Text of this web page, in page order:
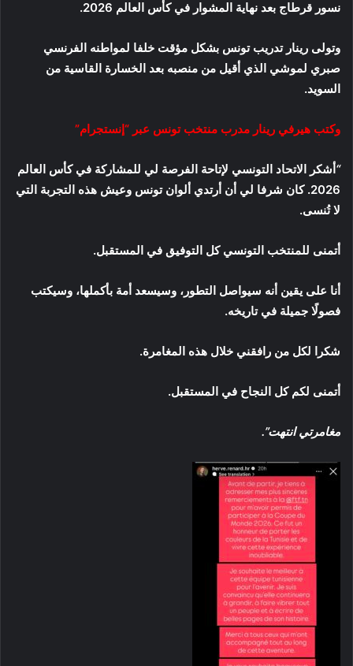
نسور قرطاج بعد نهاية المشوار في كأس العالم 2026.
وتولى رينار تدريب تونس بشكل مؤقت خلفا لمواطنه الفرنسي
صبري لموشي الذي أقيل من منصبه بعد الخسارة القاسية من
السويد.
وكتب هيرفي رينار مدرب منتخب تونس عبر “إنستجرام”
“أشكر الاتحاد التونسي لإتاحة الفرصة لي للمشاركة في كأس العالم
2026. كان شرفا لي أن أرتدي ألوان تونس وعيش هذه التجربة التي
لا تُنسى.
أتمنى للمنتخب التونسي كل التوفيق في المستقبل.
أنا على يقين أنه سيواصل التطور، وسيسعد أمة بأكملها، وسيكتب
فصولًا جميلة في تاريخه.
شكرا لكل من رافقني خلال هذه المغامرة.
أتمنى لكم كل النجاح في المستقبل.
مغامرتي انتهت”.